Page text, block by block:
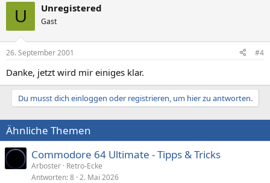
U Unregistered
Gast
26. September 2001 #4
Danke, jetzt wird mir einiges klar.
Du musst dich einloggen oder registrieren, um hier zu antworten.
Ähnliche Themen
Commodore 64 Ultimate - Tipps & Tricks
Arboster Retro-Ecke
Antworten 8 2. Mai 2026